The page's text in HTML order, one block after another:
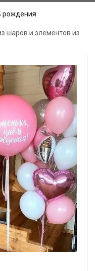
рождения
шаров и элементов из